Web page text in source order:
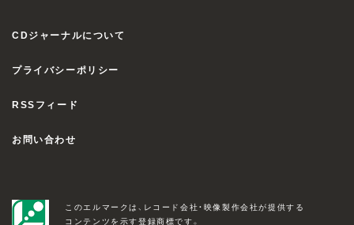
CDジャーナルについて
プライバシーポリシー
RSSフィード
お問い合わせ
このエルマークは、レコード会社・映像製作会社が提供する
コンテンツを示す登録商標です。